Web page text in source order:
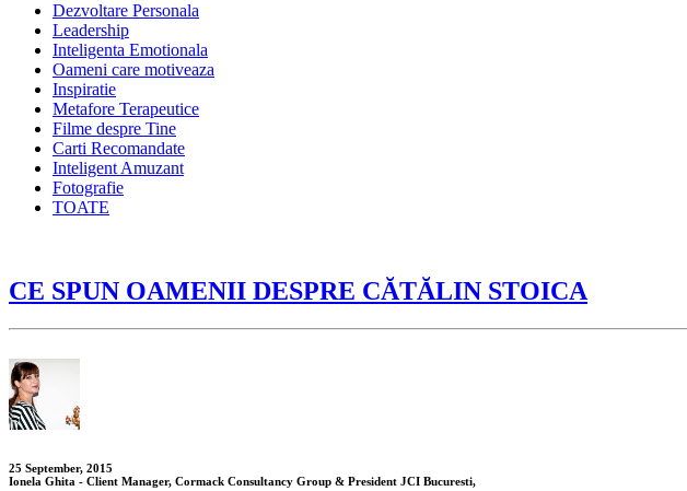
Dezvoltare Personala
Leadership
Inteligenta Emotionala
Oameni care motiveaza
Inspiratie
Metafore Terapeutice
Filme despre Tine
Carti Recomandate
Inteligent Amuzant
Fotografie
TOATE
CE SPUN OAMENII DESPRE CĂTĂLIN STOICA
25 September, 2015
Ionela Ghita - Client Manager, Cormack Consultancy Group & President JCI Bucuresti,